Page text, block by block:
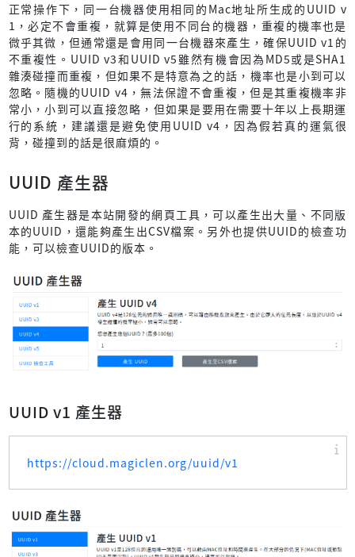
正常操作下，同一台機器使用相同的Mac地址所生成的UUID v
1，必定不會重複，就算是使用不同台的機器，重複的機率也是
微乎其微，但通常還是會用同一台機器來產生，確保UUID v1的
不重複性。UUID v3和UUID v5雖然有機會因為MD5或是SHA1
雜湊碰撞而重複，但如果不是特意為之的話，機率也是小到可以
忽略。隨機的UUID v4，無法保證不會重複，但是其重複機率非
常小，小到可以直接忽略，但如果是要用在需要十年以上長期運
行的系統，建議還是避免使用UUID v4，因為假若真的運氣很
背，碰撞到的話是很麻煩的。
UUID 產生器
UUID 產生器是本站開發的網頁工具，可以產生出大量、不同版
本的UUID，還能夠產生出CSV檔案。另外也提供UUID的檢查功
能，可以檢查UUID的版本。
UUID v1 產生器
https://cloud.magiclen.org/uuid/v1